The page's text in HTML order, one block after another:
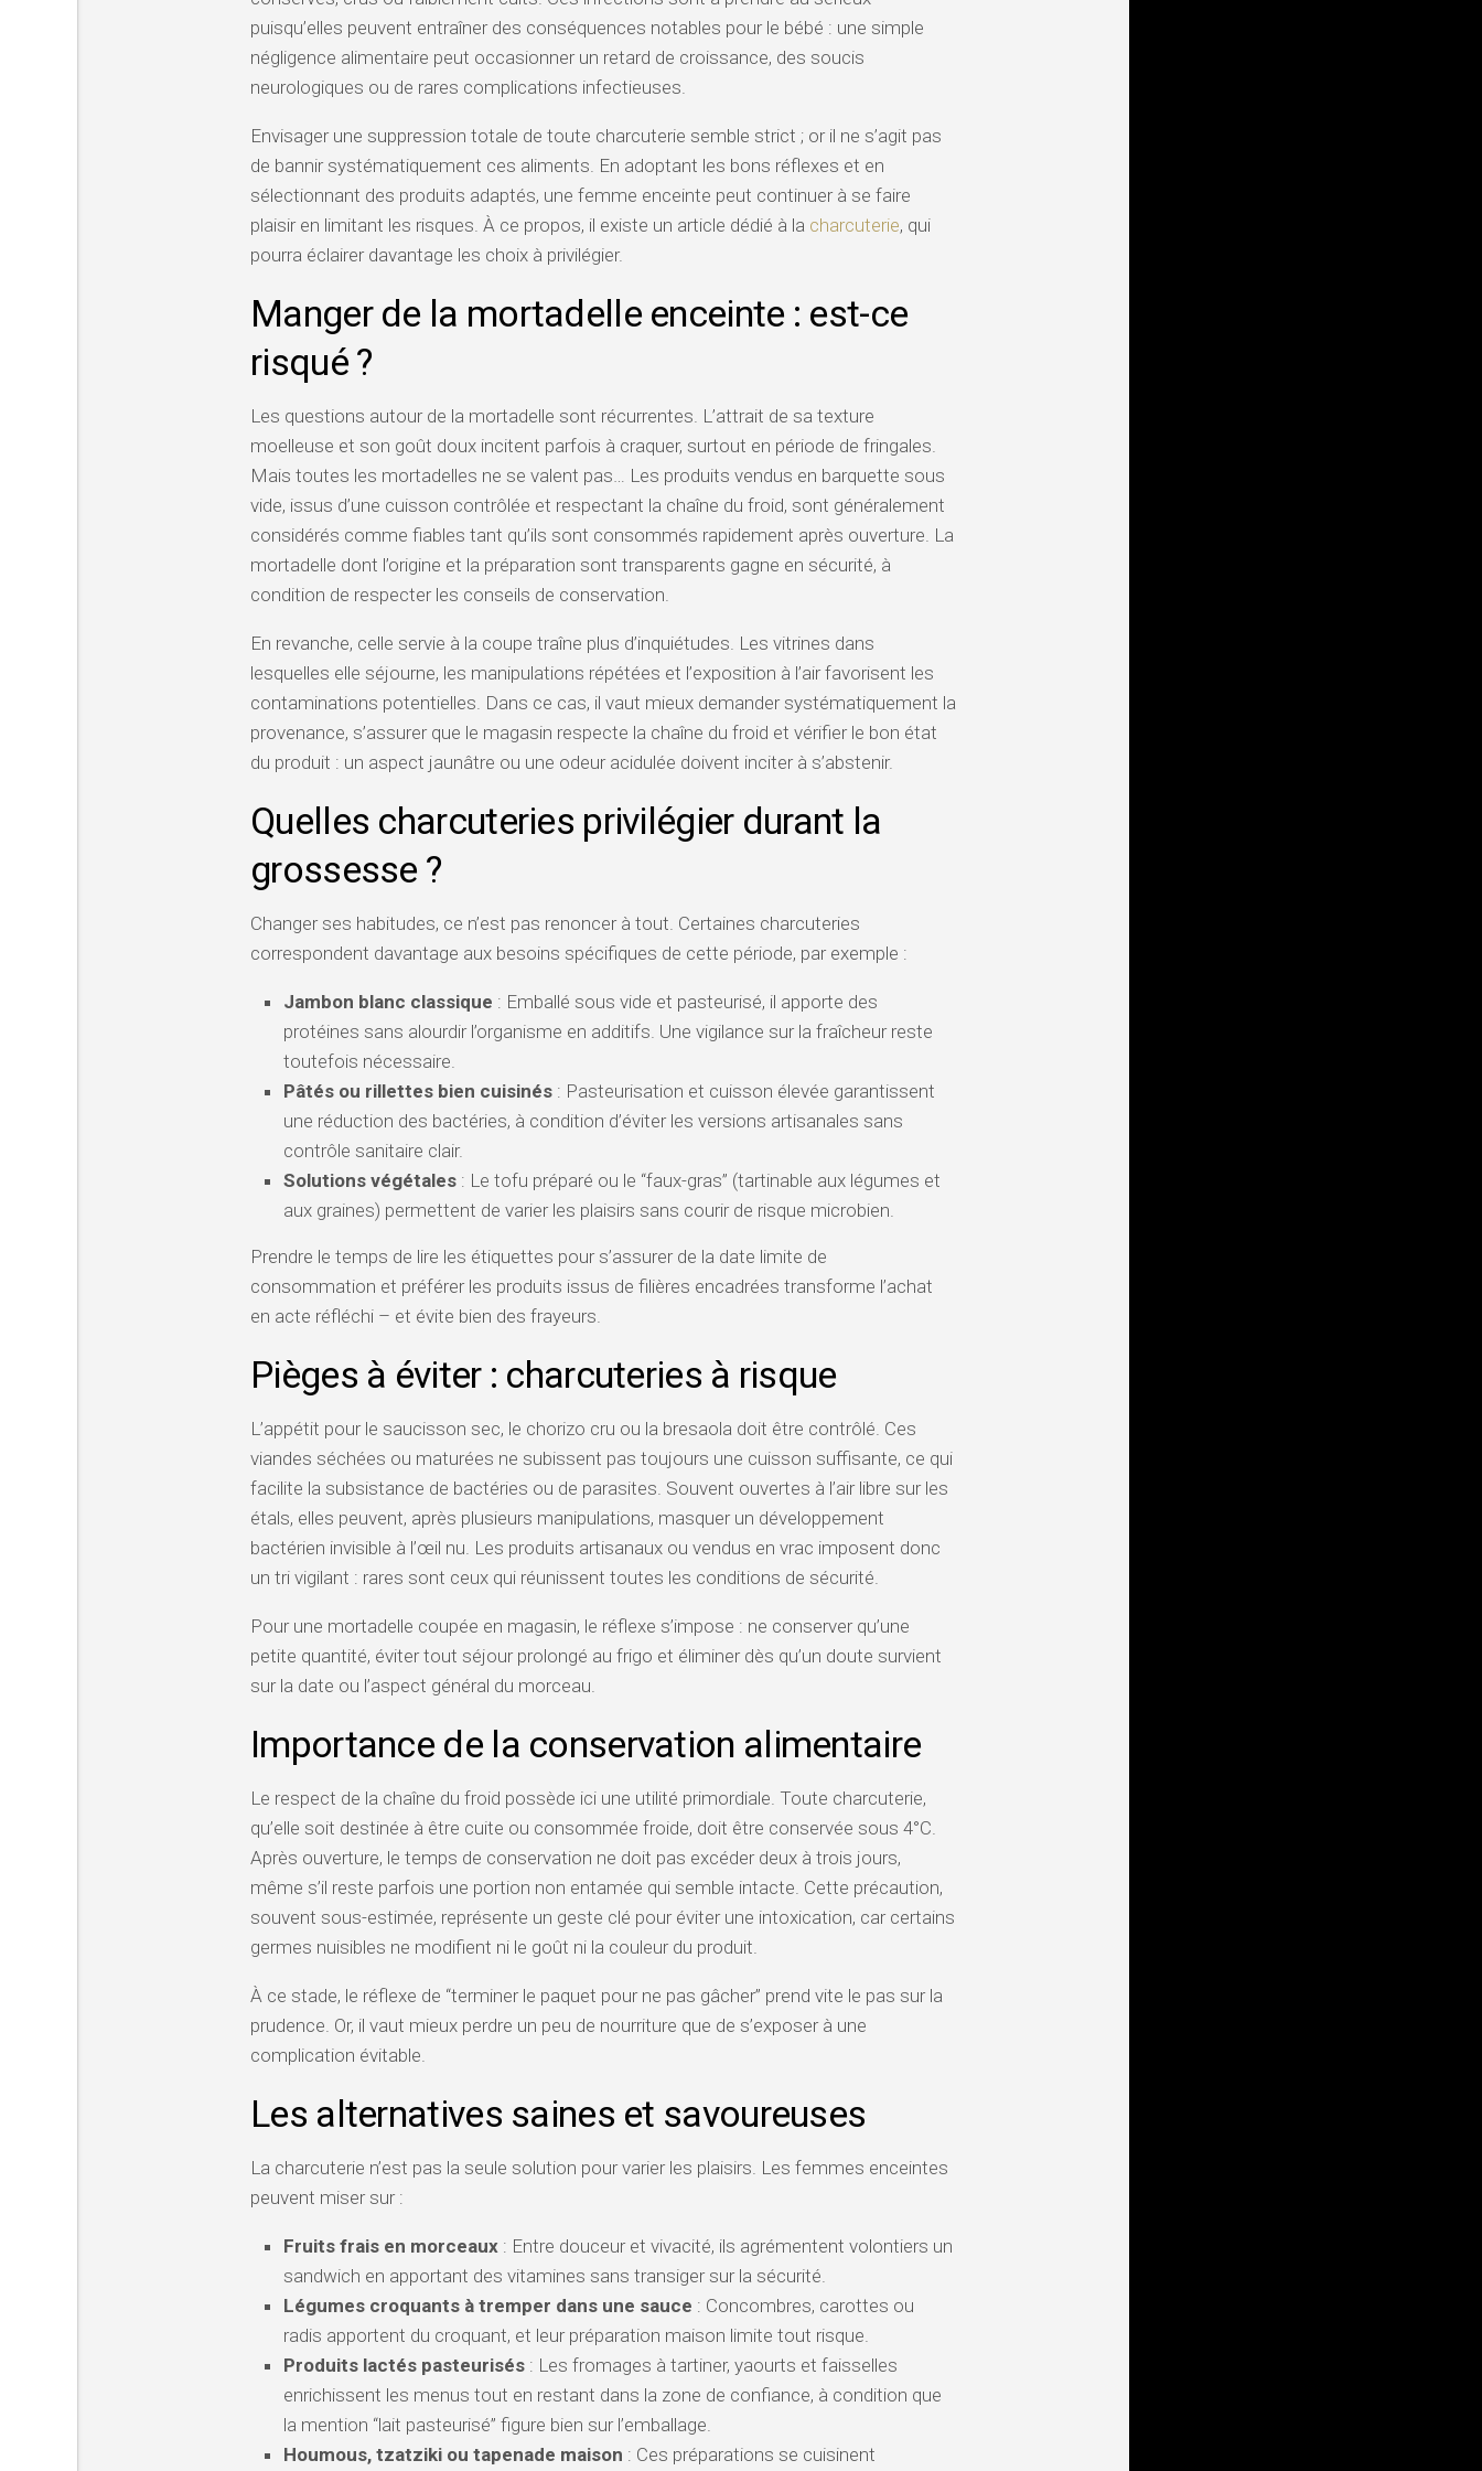
puisqu’elles peuvent entraîner des conséquences notables pour le bébé : une simple
négligence alimentaire peut occasionner un retard de croissance, des soucis
neurologiques ou de rares complications infectieuses.
Envisager une suppression totale de toute charcuterie semble strict ; or il ne s’agit pas
de bannir systématiquement ces aliments. En adoptant les bons réflexes et en
sélectionnant des produits adaptés, une femme enceinte peut continuer à se faire
plaisir en limitant les risques. À ce propos, il existe un article dédié à la charcuterie, qui
pourra éclairer davantage les choix à privilégier.
Manger de la mortadelle enceinte : est-ce
risqué ?
Les questions autour de la mortadelle sont récurrentes. L’attrait de sa texture
moelleuse et son goût doux incitent parfois à craquer, surtout en période de fringales.
Mais toutes les mortadelles ne se valent pas… Les produits vendus en barquette sous
vide, issus d’une cuisson contrôlée et respectant la chaîne du froid, sont généralement
considérés comme fiables tant qu’ils sont consommés rapidement après ouverture. La
mortadelle dont l’origine et la préparation sont transparents gagne en sécurité, à
condition de respecter les conseils de conservation.
En revanche, celle servie à la coupe traîne plus d’inquiétudes. Les vitrines dans
lesquelles elle séjourne, les manipulations répétées et l’exposition à l’air favorisent les
contaminations potentielles. Dans ce cas, il vaut mieux demander systématiquement la
provenance, s’assurer que le magasin respecte la chaîne du froid et vérifier le bon état
du produit : un aspect jaunâtre ou une odeur acidulée doivent inciter à s’abstenir.
Quelles charcuteries privilégier durant la
grossesse ?
Changer ses habitudes, ce n’est pas renoncer à tout. Certaines charcuteries
correspondent davantage aux besoins spécifiques de cette période, par exemple :
Jambon blanc classique : Emballé sous vide et pasteurisé, il apporte des
protéines sans alourdir l’organisme en additifs. Une vigilance sur la fraîcheur reste
toutefois nécessaire.
Pâtés ou rillettes bien cuisinés : Pasteurisation et cuisson élevée garantissent
une réduction des bactéries, à condition d’éviter les versions artisanales sans
contrôle sanitaire clair.
Solutions végétales : Le tofu préparé ou le “faux-gras” (tartinable aux légumes et
aux graines) permettent de varier les plaisirs sans courir de risque microbien.
Prendre le temps de lire les étiquettes pour s’assurer de la date limite de
consommation et préférer les produits issus de filières encadrées transforme l’achat
en acte réfléchi – et évite bien des frayeurs.
Pièges à éviter : charcuteries à risque
L’appétit pour le saucisson sec, le chorizo cru ou la bresaola doit être contrôlé. Ces
viandes séchées ou maturées ne subissent pas toujours une cuisson suffisante, ce qui
facilite la subsistance de bactéries ou de parasites. Souvent ouvertes à l’air libre sur les
étals, elles peuvent, après plusieurs manipulations, masquer un développement
bactérien invisible à l’œil nu. Les produits artisanaux ou vendus en vrac imposent donc
un tri vigilant : rares sont ceux qui réunissent toutes les conditions de sécurité.
Pour une mortadelle coupée en magasin, le réflexe s’impose : ne conserver qu’une
petite quantité, éviter tout séjour prolongé au frigo et éliminer dès qu’un doute survient
sur la date ou l’aspect général du morceau.
Importance de la conservation alimentaire
Le respect de la chaîne du froid possède ici une utilité primordiale. Toute charcuterie,
qu’elle soit destinée à être cuite ou consommée froide, doit être conservée sous 4°C.
Après ouverture, le temps de conservation ne doit pas excéder deux à trois jours,
même s’il reste parfois une portion non entamée qui semble intacte. Cette précaution,
souvent sous-estimée, représente un geste clé pour éviter une intoxication, car certains
germes nuisibles ne modifient ni le goût ni la couleur du produit.
À ce stade, le réflexe de “terminer le paquet pour ne pas gâcher” prend vite le pas sur la
prudence. Or, il vaut mieux perdre un peu de nourriture que de s’exposer à une
complication évitable.
Les alternatives saines et savoureuses
La charcuterie n’est pas la seule solution pour varier les plaisirs. Les femmes enceintes
peuvent miser sur :
Fruits frais en morceaux : Entre douceur et vivacité, ils agrémentent volontiers un
sandwich en apportant des vitamines sans transiger sur la sécurité.
Légumes croquants à tremper dans une sauce : Concombres, carottes ou
radis apportent du croquant, et leur préparation maison limite tout risque.
Produits lactés pasteurisés : Les fromages à tartiner, yaourts et faisselles
enrichissent les menus tout en restant dans la zone de confiance, à condition que
la mention “lait pasteurisé” figure bien sur l’emballage.
Houmous, tzatziki ou tapenade maison : Ces préparations se cuisinent